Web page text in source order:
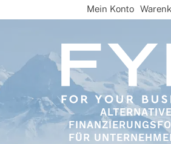
to
ALTERNATIVE
FÜR
Mein Konto